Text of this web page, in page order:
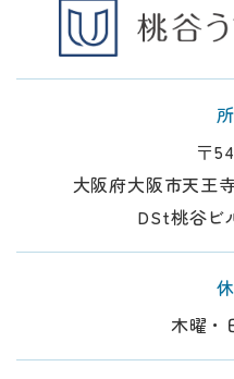
〒
大阪府大阪市天王
DSt桃谷ビ
木曜・